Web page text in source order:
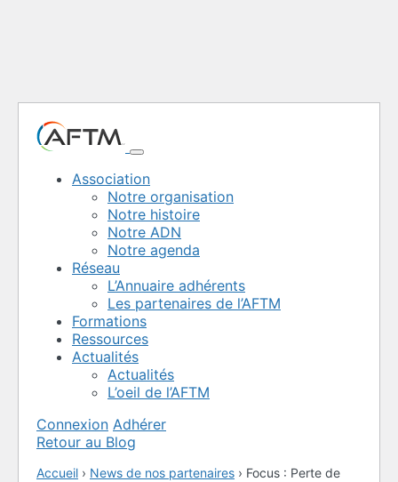
Association
Notre organisation
Notre histoire
Notre ADN
Notre agenda
Réseau
L’Annuaire adhérents
Les partenaires de l’AFTM
Formations
Ressources
Actualités
Actualités
L’oeil de l’AFTM
Connexion Adhérer
Retour au Blog
Accueil › News de nos partenaires › Focus : Perte de